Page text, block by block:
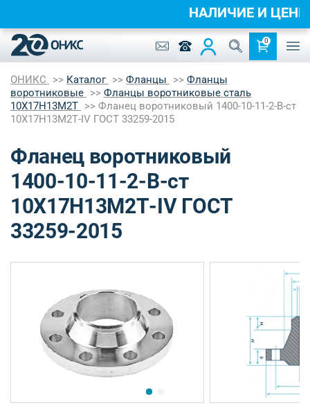
0
ОНИКС Каталог Фланцы
Фланцы
воротниковые
Фланцы воротниковые сталь
10Х17Н13М2Т
Фланец воротниковый 1400-10-11-2-B-ст
10Х17Н13М2Т-IV ГОСТ 33259-2015
Фланец воротниковый
1400-10-11-2-B-ст
10Х17Н13М2Т-IV ГОСТ
33259-2015
НАЛИЧИЕ И